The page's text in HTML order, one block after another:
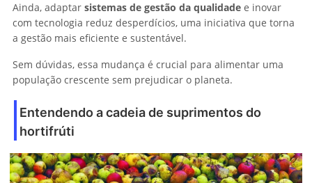
Ainda, adaptar sistemas de gestão da qualidade e inovar
com tecnologia reduz desperdícios, uma iniciativa que torna
a gestão mais eficiente e sustentável.
Sem dúvidas, essa mudança é crucial para alimentar uma
população crescente sem prejudicar o planeta.
Entendendo a cadeia de suprimentos do
hortifrúti